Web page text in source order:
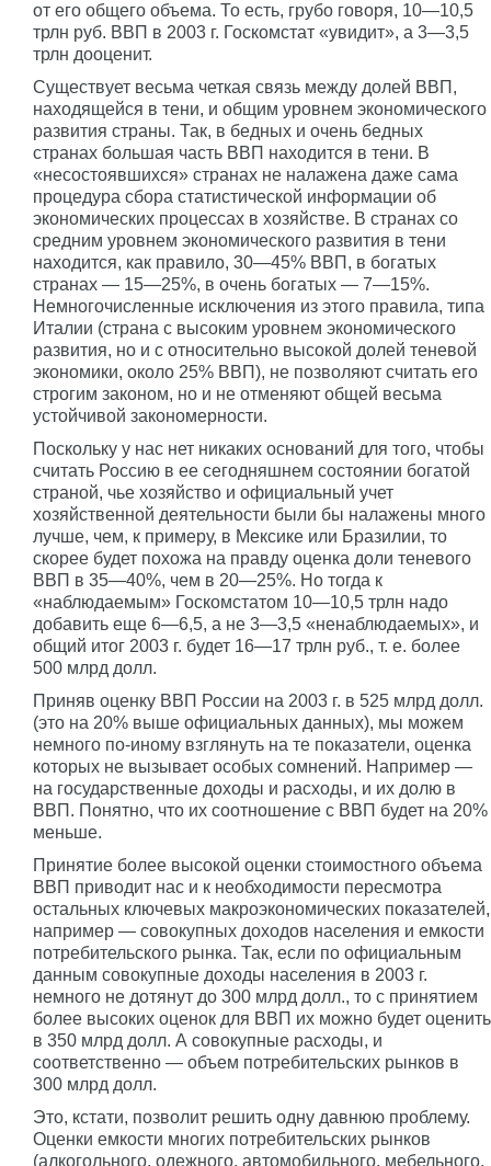
от его общего объема. То есть, грубо говоря, 10—10,5
трлн руб. ВВП в 2003 г. Госкомстат «увидит», а 3—3,5
трлн дооценит.
Существует весьма четкая связь между долей ВВП,
находящейся в тени, и общим уровнем экономического
развития страны. Так, в бедных и очень бедных
странах большая часть ВВП находится в тени. В
«несостоявшихся» странах не налажена даже сама
процедура сбора статистической информации об
экономических процессах в хозяйстве. В странах со
средним уровнем экономического развития в тени
находится, как правило, 30—45% ВВП, в богатых
странах — 15—25%, в очень богатых — 7—15%.
Немногочисленные исключения из этого правила, типа
Италии (страна с высоким уровнем экономического
развития, но и с относительно высокой долей теневой
экономики, около 25% ВВП), не позволяют считать его
строгим законом, но и не отменяют общей весьма
устойчивой закономерности.
Поскольку у нас нет никаких оснований для того, чтобы
считать Россию в ее сегодняшнем состоянии богатой
страной, чье хозяйство и официальный учет
хозяйственной деятельности были бы налажены много
лучше, чем, к примеру, в Мексике или Бразилии, то
скорее будет похожа на правду оценка доли теневого
ВВП в 35—40%, чем в 20—25%. Но тогда к
«наблюдаемым» Госкомстатом 10—10,5 трлн надо
добавить еще 6—6,5, а не 3—3,5 «ненаблюдаемых», и
общий итог 2003 г. будет 16—17 трлн руб., т. е. более
500 млрд долл.
Приняв оценку ВВП России на 2003 г. в 525 млрд долл.
(это на 20% выше официальных данных), мы можем
немного по-иному взглянуть на те показатели, оценка
которых не вызывает особых сомнений. Например —
на государственные доходы и расходы, и их долю в
ВВП. Понятно, что их соотношение с ВВП будет на 20%
меньше.
Принятие более высокой оценки стоимостного объема
ВВП приводит нас и к необходимости пересмотра
остальных ключевых макроэкономических показателей,
например — совокупных доходов населения и емкости
потребительского рынка. Так, если по официальным
данным совокупные доходы населения в 2003 г.
немного не дотянут до 300 млрд долл., то с принятием
более высоких оценок для ВВП их можно будет оценить
в 350 млрд долл. А совокупные расходы, и
соответственно — объем потребительских рынков в
300 млрд долл.
Это, кстати, позволит решить одну давнюю проблему.
Оценки емкости многих потребительских рынков
(алкогольного, одежного, автомобильного, мебельного,